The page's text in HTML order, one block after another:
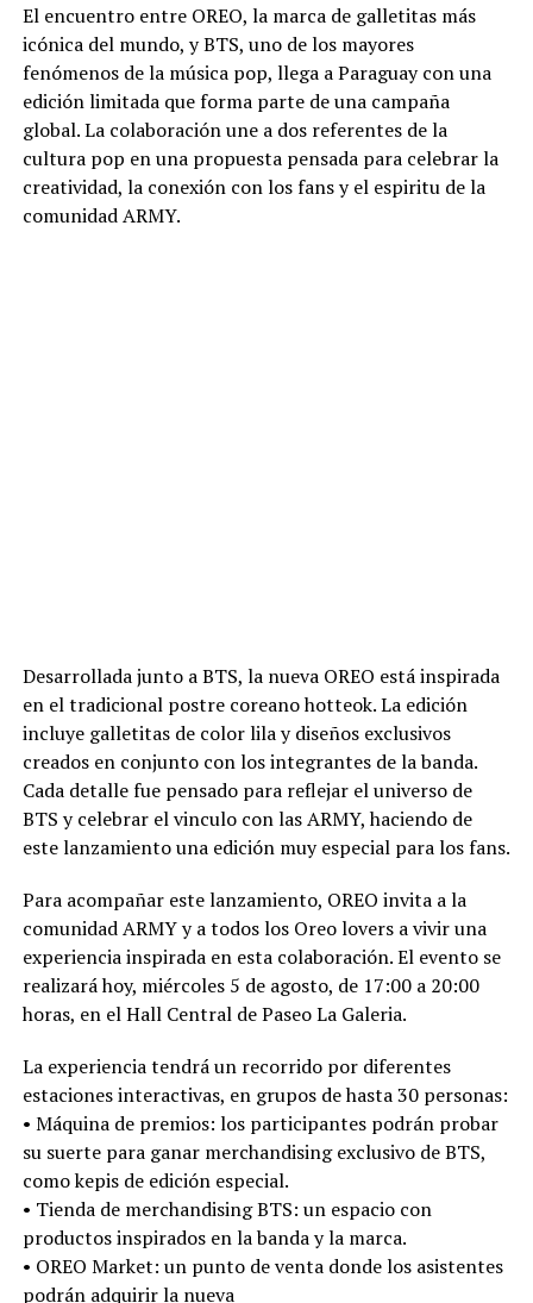
El encuentro entre OREO, la marca de galletitas más
icónica del mundo, y BTS, uno de los mayores
fenómenos de la música pop, llega a Paraguay con una
edición limitada que forma parte de una campaña
global. La colaboración une a dos referentes de la
cultura pop en una propuesta pensada para celebrar la
creatividad, la conexión con los fans y el espiritu de la
comunidad ARMY.
Desarrollada junto a BTS, la nueva OREO está inspirada
en el tradicional postre coreano hotteok. La edición
incluye galletitas de color lila y diseños exclusivos
creados en conjunto con los integrantes de la banda.
Cada detalle fue pensado para reflejar el universo de
BTS y celebrar el vinculo con las ARMY, haciendo de
este lanzamiento una edición muy especial para los fans.
Para acompañar este lanzamiento, OREO invita a la
comunidad ARMY y a todos los Oreo lovers a vivir una
experiencia inspirada en esta colaboración. El evento se
realizará hoy, miércoles 5 de agosto, de 17:00 a 20:00
horas, en el Hall Central de Paseo La Galeria.
La experiencia tendrá un recorrido por diferentes
estaciones interactivas, en grupos de hasta 30 personas:
•⁠ ⁠Máquina de premios: los participantes podrán probar
su suerte para ganar merchandising exclusivo de BTS,
como kepis de edición especial.
•⁠ ⁠Tienda de merchandising BTS: un espacio con
productos inspirados en la banda y la marca.
•⁠ ⁠OREO Market: un punto de venta donde los asistentes
podrán adquirir la nueva